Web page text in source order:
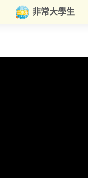
非常大學生